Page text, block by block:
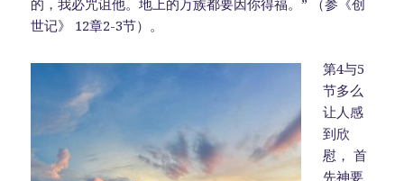
世记》 12章2-3节）。
第4与5
节多么
让人感
到欣
慰， 首
先神要